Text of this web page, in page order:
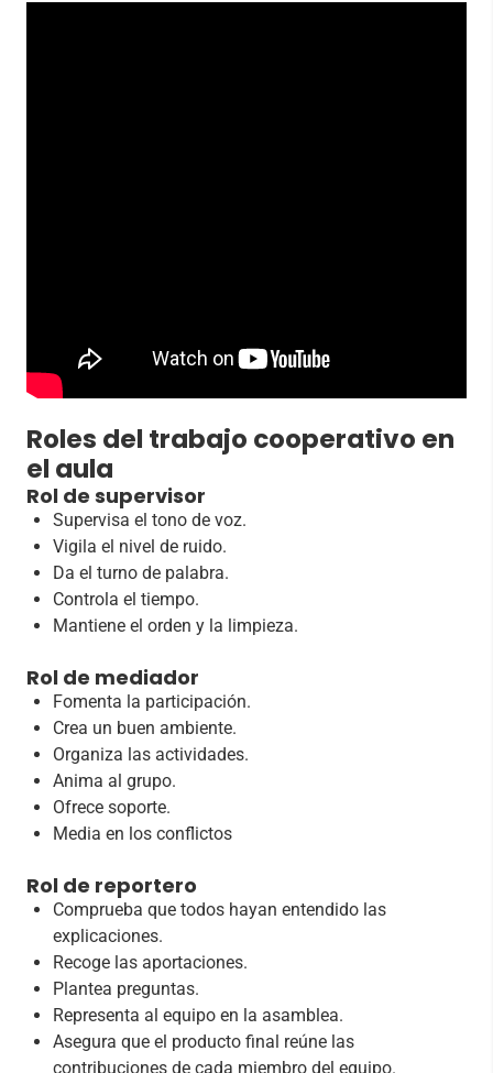
Roles del trabajo cooperativo en
el aula
Rol de supervisor
Supervisa el tono de voz.
Vigila el nivel de ruido.
Da el turno de palabra.
Controla el tiempo.
Mantiene el orden y la limpieza.
Rol de mediador
Fomenta la participación.
Crea un buen ambiente.
Organiza las actividades.
Anima al grupo.
Ofrece soporte.
Media en los conflictos
Rol de reportero
Comprueba que todos hayan entendido las
explicaciones.
Recoge las aportaciones.
Plantea preguntas.
Representa al equipo en la asamblea.
Asegura que el producto final reúne las
contribuciones de cada miembro del equipo.